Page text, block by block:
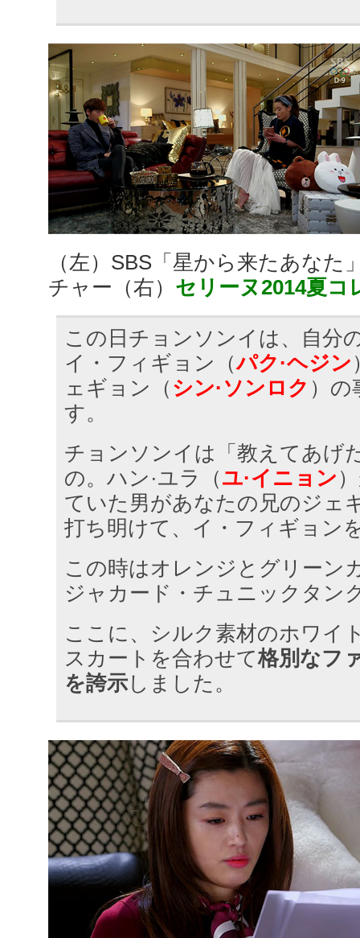
（左）SBS「星から来たあなた
チャー（右） セリーヌ2014夏コ
この日チョンソンイは、自分
イ・フィギョン（パク·ヘジン
ェギョン（ シン·ソンロク ）の
す。
チョンソンイは「教えてあげ
の。ハン·ユラ（ユ·イニョン
ていた男があなたの兄のジェ
打ち明けて、イ・フィギョン
この時はオレンジとグリーン
ジャカード・チュニックタン
ここに、シルク素材のホワイ
スカートを合わせて格別なフ
を誇示しました。